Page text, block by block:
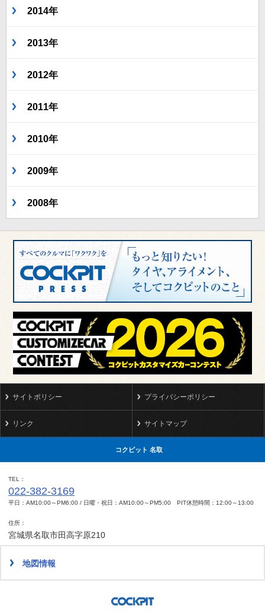
2014年
2013年
2012年
2011年
2010年
2009年
2008年
サイトポリシー プライバシーポリシー
リンク サイトマップ
コクピット 名取
TEL
022-382-3169
平日：AM10:00～PM6:00 / 日曜・祝日：AM10:00～PM5:00 PIT休憩時間：12:00～13:00
住所
宮城県名取市田高字原210
地図情報